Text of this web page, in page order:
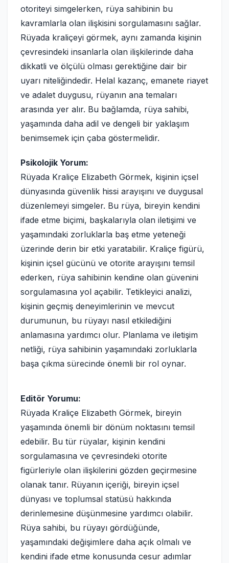
otoriteyi simgelerken, rüya sahibinin bu
kavramlarla olan ilişkisini sorgulamasını sağlar.
Rüyada kraliçeyi görmek, aynı zamanda kişinin
çevresindeki insanlarla olan ilişkilerinde daha
dikkatli ve ölçülü olması gerektiğine dair bir
uyarı niteliğindedir. Helal kazanç, emanete riayet
ve adalet duygusu, rüyanın ana temaları
arasında yer alır. Bu bağlamda, rüya sahibi,
yaşamında daha adil ve dengeli bir yaklaşım
benimsemek için çaba göstermelidir.
Psikolojik Yorum:
Rüyada Kraliçe Elizabeth Görmek, kişinin içsel
dünyasında güvenlik hissi arayışını ve duygusal
düzenlemeyi simgeler. Bu rüya, bireyin kendini
ifade etme biçimi, başkalarıyla olan iletişimi ve
yaşamındaki zorluklarla baş etme yeteneği
üzerinde derin bir etki yaratabilir. Kraliçe figürü,
kişinin içsel gücünü ve otorite arayışını temsil
ederken, rüya sahibinin kendine olan güvenini
sorgulamasına yol açabilir. Tetikleyici analizi,
kişinin geçmiş deneyimlerinin ve mevcut
durumunun, bu rüyayı nasıl etkilediğini
anlamasına yardımcı olur. Planlama ve iletişim
netliği, rüya sahibinin yaşamındaki zorluklarla
başa çıkma sürecinde önemli bir rol oynar.
Editör Yorumu:
Rüyada Kraliçe Elizabeth Görmek, bireyin
yaşamında önemli bir dönüm noktasını temsil
edebilir. Bu tür rüyalar, kişinin kendini
sorgulamasına ve çevresindeki otorite
figürleriyle olan ilişkilerini gözden geçirmesine
olanak tanır. Rüyanın içeriği, bireyin içsel
dünyası ve toplumsal statüsü hakkında
derinlemesine düşünmesine yardımcı olabilir.
Rüya sahibi, bu rüyayı gördüğünde,
yaşamındaki değişimlere daha açık olmalı ve
kendini ifade etme konusunda cesur adımlar